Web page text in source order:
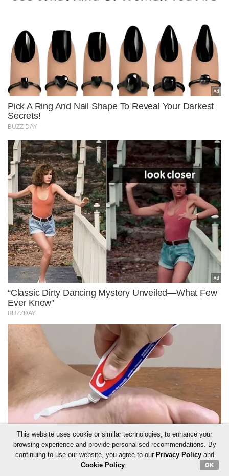
This website uses cookie or similar technologies, to enhance your
browsing experience and provide personalised recommendations. By
continuing to use our website, you agree to our Privacy Policyand
Cookie Policy. OK